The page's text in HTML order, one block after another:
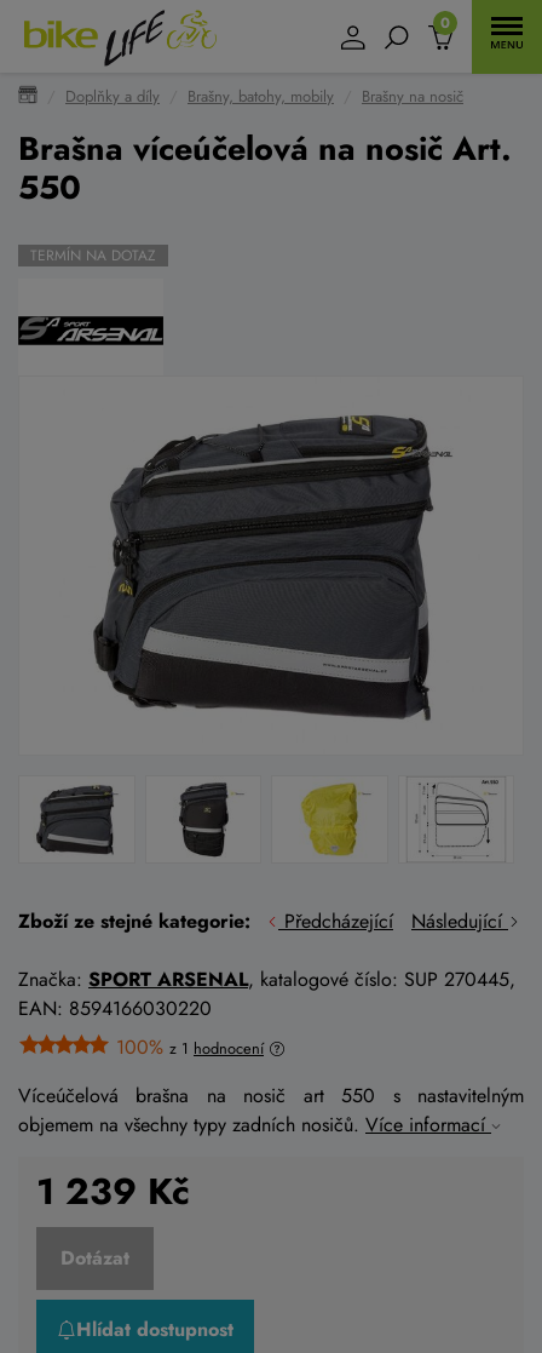
0
Doplňky a díly Brašny, batohy, mobily Brašny na nosič
Brašna víceúčelová na nosič Art.
550
TERMÍN NA DOTAZ
Zboží ze stejné kategorie: Předcházející Následující
Značka: SPORT ARSENAL, katalogové číslo: SUP 270445,
EAN: 8594166030220
100% z 1 hodnocení
Víceúčelová brašna na nosič art 550 s nastavitelným
objemem na všechny typy zadních nosičů. Více informací
1 239 Kč
Dotázat
Hlídat dostupnost